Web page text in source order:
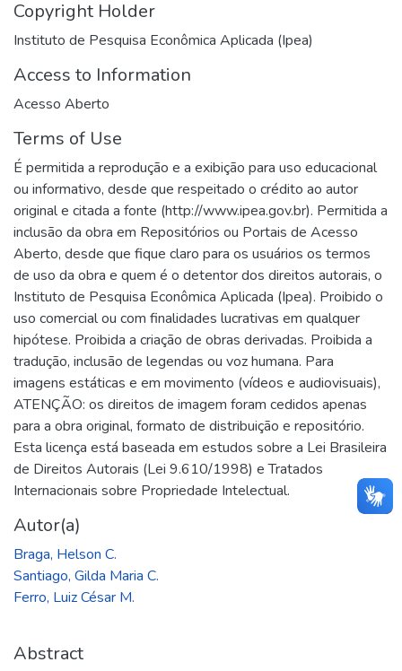
Copyright Holder
Instituto de Pesquisa Econômica Aplicada (Ipea)
Access to Information
Acesso Aberto
Terms of Use
É permitida a reprodução e a exibição para uso educacional
ou informativo, desde que respeitado o crédito ao autor
original e citada a fonte (http://www.ipea.gov.br). Permitida a
inclusão da obra em Repositórios ou Portais de Acesso
Aberto, desde que fique claro para os usuários os termos
de uso da obra e quem é o detentor dos direitos autorais, o
Instituto de Pesquisa Econômica Aplicada (Ipea). Proibido o
uso comercial ou com finalidades lucrativas em qualquer
hipótese. Proibida a criação de obras derivadas. Proibida a
tradução, inclusão de legendas ou voz humana. Para
imagens estáticas e em movimento (vídeos e audiovisuais),
ATENÇÃO: os direitos de imagem foram cedidos apenas
para a obra original, formato de distribuição e repositório.
Esta licença está baseada em estudos sobre a Lei Brasileira
de Direitos Autorais (Lei 9.610/1998) e Tratados
Internacionais sobre Propriedade Intelectual.
Autor(a)
Braga, Helson C.
Santiago, Gilda Maria C.
Ferro, Luiz César M.
Abstract